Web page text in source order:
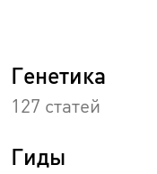
Генетика
127 статей
Гиды